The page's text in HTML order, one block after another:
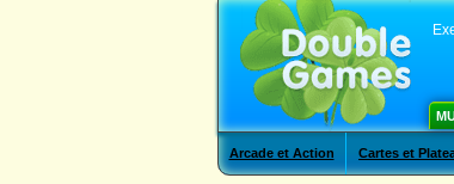
Arcade et Action Cartes et